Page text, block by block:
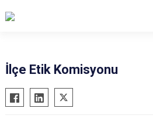
Bahçesaray
Başkale
İlçe Etik Komisyonu